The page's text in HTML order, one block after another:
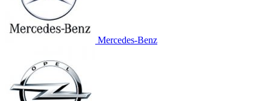
Mercedes-Benz